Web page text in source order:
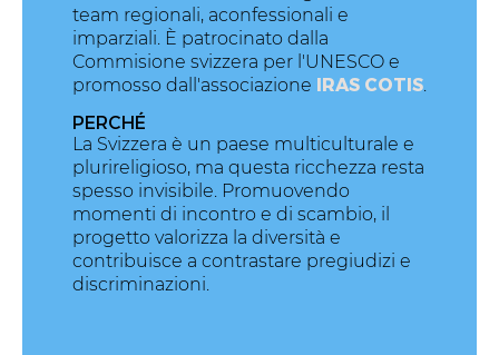
team regionali, aconfessionali e
imparziali. È patrocinato dalla
Commisione svizzera per l'UNESCO e
promosso dall'associazione IRAS COTIS.
PERCHÉ
La Svizzera è un paese multiculturale e
plurireligioso, ma questa ricchezza resta
spesso invisibile. Promuovendo
momenti di incontro e di scambio, il
progetto valorizza la diversità e
contribuisce a contrastare pregiudizi e
discriminazioni.